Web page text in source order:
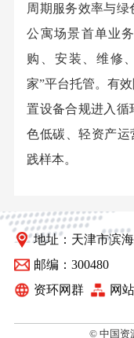
周期服务效率与
公寓场景首单业
购、安装、维修
家”平台托管。有
置设备合规进入循
色低碳、轻资产
践样本。
地址：天津市滨
邮编：300480
资环网群
网
© 中国资